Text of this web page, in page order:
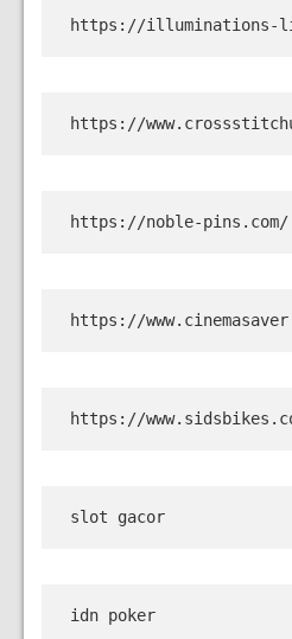
https://illuminations-
https://
https://noble-pins.com/
https://
https://
slot gacor
idn poker